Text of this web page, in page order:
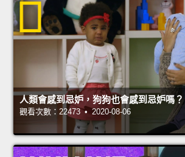
人類會感到忌妒，狗狗也會感到忌妒嗎？
觀看次數：22473 • 2020-08-06